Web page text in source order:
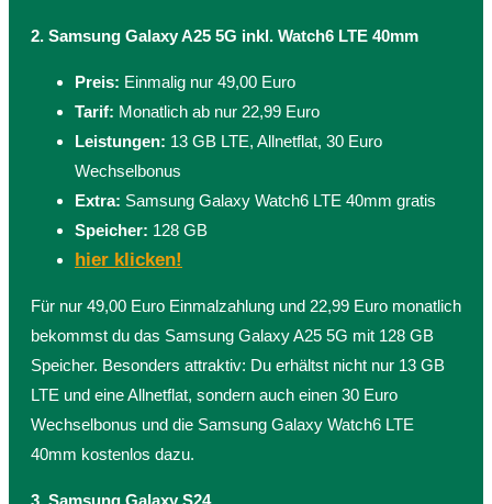
2. Samsung Galaxy A25 5G inkl. Watch6 LTE 40mm
Preis: Einmalig nur 49,00 Euro
Tarif: Monatlich ab nur 22,99 Euro
Leistungen: 13 GB LTE, Allnetflat, 30 Euro
Wechselbonus
Extra: Samsung Galaxy Watch6 LTE 40mm gratis
Speicher: 128 GB
hier klicken!
Für nur 49,00 Euro Einmalzahlung und 22,99 Euro monatlich
bekommst du das Samsung Galaxy A25 5G mit 128 GB
Speicher. Besonders attraktiv: Du erhältst nicht nur 13 GB
LTE und eine Allnetflat, sondern auch einen 30 Euro
Wechselbonus und die Samsung Galaxy Watch6 LTE
40mm kostenlos dazu.
3. Samsung Galaxy S24